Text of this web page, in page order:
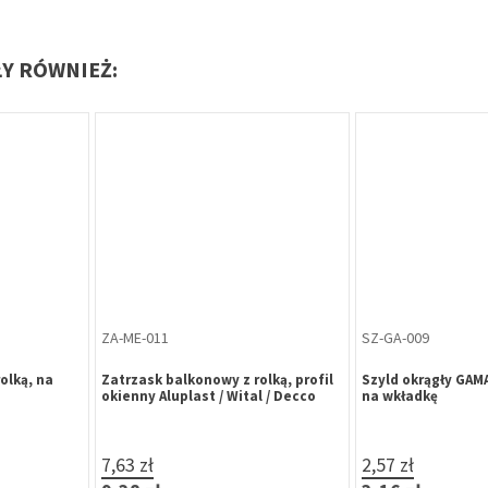
RÓWNIEŻ:
stal
WK-HR-568
Wkładka bębenkowa B-Harko H6
30/70 mm, nikiel satyna, 6-
31,64 zł
WK-HR-575
Wkładka
35/60 mm, nikiel
30,23 zł